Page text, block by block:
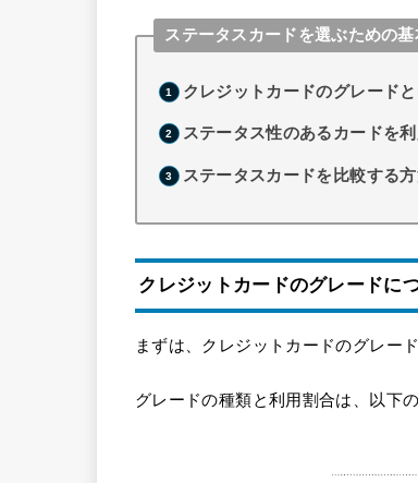
ステータスカードを選ぶための基
クレジットカードのグレードと
ステータス性のあるカードを
ステータスカードを比較する
クレジットカードのグレードに
まずは、クレジットカードのグレー
グレードの種類と利用割合は、以下